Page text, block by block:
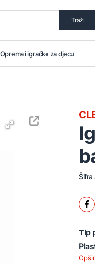
Traži
Oprema i igračke za djecu
Šifra
Tip